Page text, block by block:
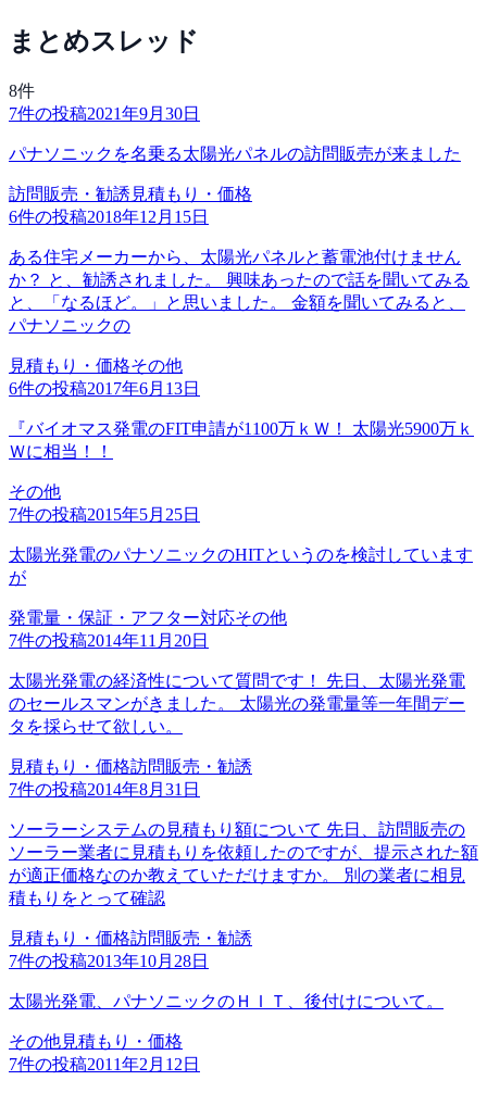
まとめスレッド
8件
7件の投稿2021年9月30日
パナソニックを名乗る太陽光パネルの訪問販売が来ました
訪問販売・勧誘 見積もり・価格
6件の投稿2018年12月15日
ある住宅メーカーから、太陽光パネルと蓄電池付けません
か？ と、勧誘されました。 興味あったので話を聞いてみる
と、「なるほど。」と思いました。 金額を聞いてみると、
パナソニックの
見積もり・価格その他
6件の投稿2017年6月13日
『バイオマス発電のFIT申請が1100万ｋＷ！ 太陽光5900万ｋ
Ｗに相当！！
その他
7件の投稿2015年5月25日
太陽光発電のパナソニックのHITというのを検討しています
が
発電量・保証・アフター対応その他
7件の投稿2014年11月20日
太陽光発電の経済性について質問です！ 先日、太陽光発電
のセールスマンがきました。 太陽光の発電量等一年間デー
タを採らせて欲しい。
見積もり・価格訪問販売・勧誘
7件の投稿2014年8月31日
ソーラーシステムの見積もり額について 先日、訪問販売の
ソーラー業者に見積もりを依頼したのですが、提示された額
が適正価格なのか教えていただけますか。 別の業者に相見
積もりをとって確認
見積もり・価格訪問販売・勧誘
7件の投稿2013年10月28日
太陽光発電、パナソニックのＨＩＴ、後付けについて。
その他見積もり・価格
7件の投稿2011年2月12日